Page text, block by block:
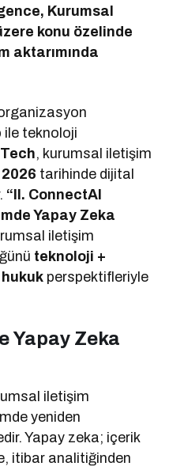
Kurumsal
konu özelinde
aktarımında
ile teknoloji
, kurumsal iletişim
tarihinde dijital
“II. ConnectAI
Yapay Zeka
iletişim
teknoloji +
perspektifleriyle
Yapay Zeka
iletişim
yeniden
Yapay zeka; içerik
itibar analitiğinden